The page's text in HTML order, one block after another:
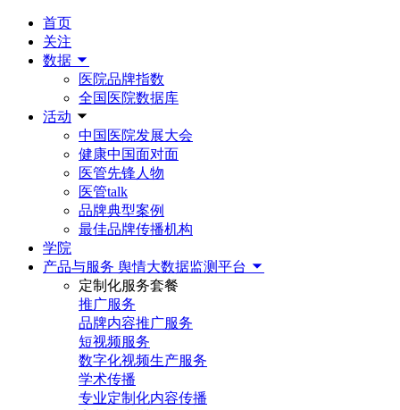
首页
关注
数据
医院品牌指数
全国医院数据库
活动
中国医院发展大会
健康中国面对面
医管先锋人物
医管talk
品牌典型案例
最佳品牌传播机构
学院
产品与服务 舆情大数据监测平台
定制化服务套餐
推广服务
品牌内容推广服务
短视频服务
数字化视频生产服务
学术传播
专业定制化内容传播